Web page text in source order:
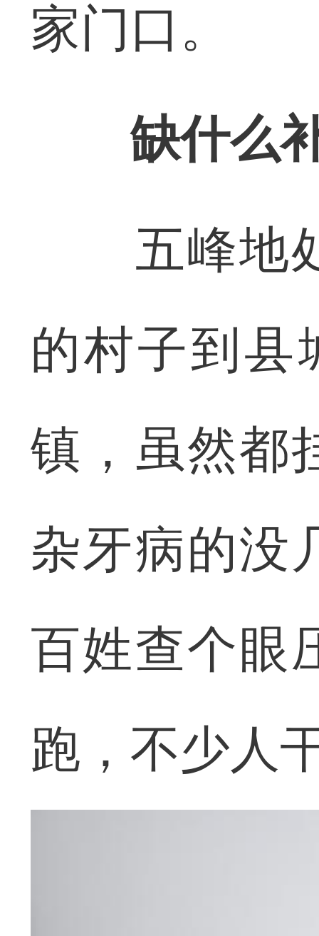
家门口。
缺什么
五峰地处
的村子到县
镇，虽然都
杂牙病的没
百姓查个眼
跑，不少人